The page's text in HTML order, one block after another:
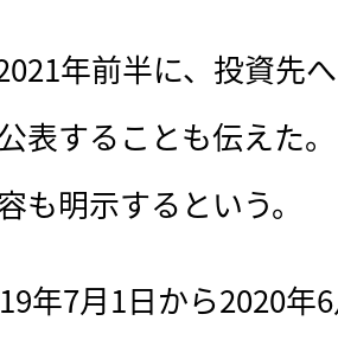
年前半に、投資先
表することも伝えた
も明示するという。
年7月1日から2020年